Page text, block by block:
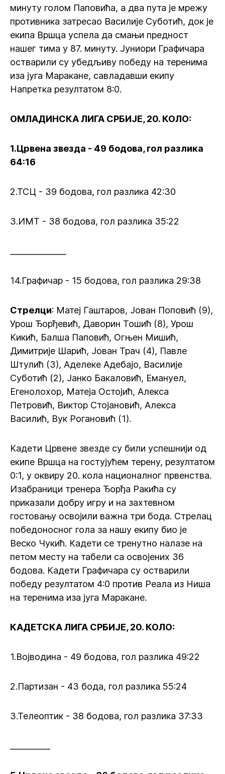
минуту голом Паповића, а два пута је мрежу
противника затресао Василије Суботић, док је
екипа Вршца успела да смањи предност
нашег тима у 87. минуту. Јуниори Графичара
остварили су убедљиву победу на теренима
иза југа Маракане, савладавши екипу
Напретка резултатом 8:0.
ОМЛАДИНСКА ЛИГА СРБИЈЕ, 20. КОЛО:
1.Црвена звезда - 49 бодова, гол разлика
64:16
2.ТСЦ - 39 бодова, гол разлика 42:30
3.ИМТ - 38 бодова, гол разлика 35:22
14.Графичар - 15 бодова, гол разлика 29:38
Стрелци: Матеј Гаштаров, Јован Поповић (9),
Урош Ђорђевић, Даворин Тошић (8), Урош
Кикић, Балша Паповић, Огњен Мишић,
Димитрије Шарић, Јован Трач (4), Павле
Штулић (3), Аделеке Адебајо, Василије
Суботић (2), Јанко Бакаловић, Емануел,
Егенолохор, Матеја Остојић, Алекса
Петровић, Виктор Стојановић, Алекса
Василић, Вук Рогановић (1).
Кадети Црвене звезде су били успешнији од
екипе Вршца на гостујућем терену, резултатом
0:1, у оквиру 20. кола националног првенства.
Изабраници тренера Ђорђа Ракића су
приказали добру игру и на захтевном
гостовању освојили важна три бода. Стрелац
победоносног гола за нашу екипу био је
Веско Чукић. Кадети се тренутно налазе на
петом месту на табели са освојених 36
бодова. Кадети Графичара су остварили
победу резултатом 4:0 против Реала из Ниша
на теренима иза југа Маракане.
КАДЕТСКА ЛИГА СРБИЈЕ, 20. КОЛО:
1.Војводина - 49 бодова, гол разлика 49:22
2.Партизан - 43 бода, гол разлика 55:24
3.Телеоптик - 38 бодова, гол разлика 37:33